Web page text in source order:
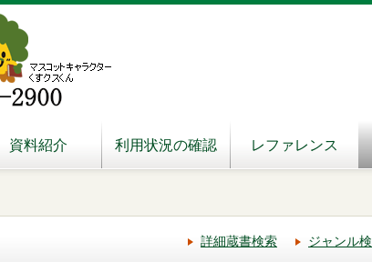
資料紹介 利用状況の確認 レファレンス
詳細蔵書検索 ジャンル